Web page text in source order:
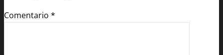
Comentario *